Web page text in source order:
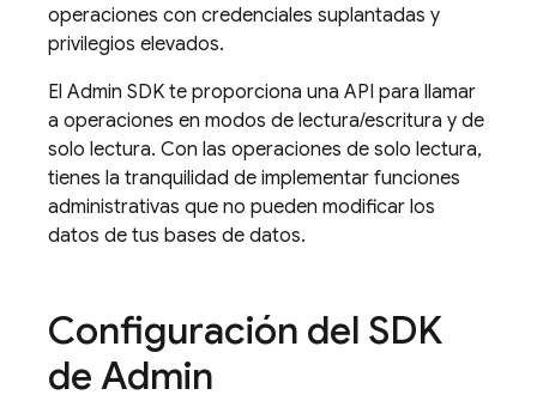
operaciones con credenciales suplantadas y
privilegios elevados.
El Admin SDK te proporciona una API para llamar
a operaciones en modos de lectura/escritura y de
solo lectura. Con las operaciones de solo lectura,
tienes la tranquilidad de implementar funciones
administrativas que no pueden modificar los
datos de tus bases de datos.
Configuración del SDK
de Admin